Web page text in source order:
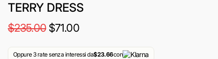
TERRY DRESS
$235.00$71.00
Oppure 3 rate senza interessi da$23.66con